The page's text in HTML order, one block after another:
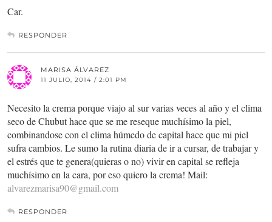
Car.
RESPONDER
MARISA ÁLVAREZ
11 JULIO, 2014 / 2:01 PM
Necesito la crema porque viajo al sur varias veces al año y el clima
seco de Chubut hace que se me reseque muchísimo la piel,
combinandose con el clima húmedo de capital hace que mi piel
sufra cambios. Le sumo la rutina diaria de ir a cursar, de trabajar y
el estrés que te genera(quieras o no) vivir en capital se refleja
muchísimo en la cara, por eso quiero la crema! Mail:
alvarezmarisa90@gmail.com
RESPONDER